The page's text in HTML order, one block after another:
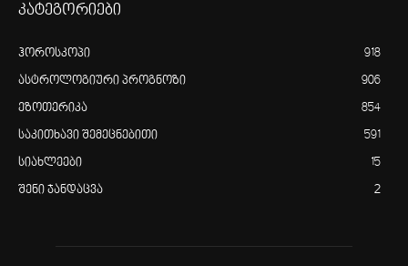
კატეგორიები
ჰოროსკოპი 918
ასტროლოგიური პროგნოზი 906
ეზოთერიკა 854
საკითხავი შემეცნებითი 591
სიახლეები 15
შენი ჯანდაცვა 2